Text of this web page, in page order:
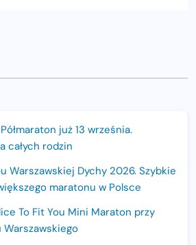
już 13 września.
całych rodzin
Warszawskiej Dychy 2026. Szybkie
maratonu w Polsce
To Fit You Mini Maraton przy